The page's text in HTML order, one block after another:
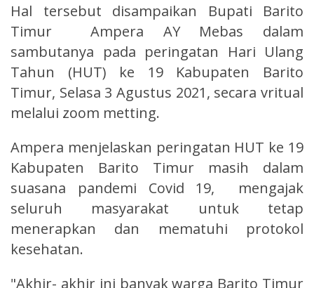
Hal tersebut disampaikan Bupati Barito
Timur Ampera AY Mebas dalam
sambutanya pada peringatan Hari Ulang
Tahun (HUT) ke 19 Kabupaten Barito
Timur, Selasa 3 Agustus 2021, secara vritual
melalui zoom metting.
Ampera menjelaskan peringatan HUT ke 19
Kabupaten Barito Timur masih dalam
suasana pandemi Covid 19, mengajak
seluruh masyarakat untuk tetap
menerapkan dan mematuhi protokol
kesehatan.
"Akhir- akhir ini banyak warga Barito Timur